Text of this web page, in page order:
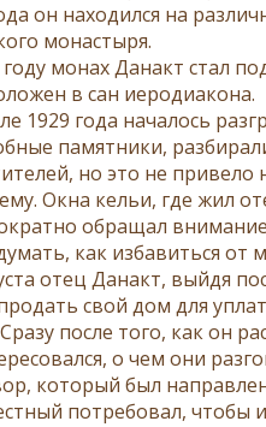
он находился на
монастыря.
году монах Данакт стал
в сан иеродиакона.
1929 года началось
памятники,
но это не
Окна кельи, где жил
обращал
как избавиться от
отец Данакт, выйдя
свой дом для
Сразу после того, как он
о чем они
который был
потребовал, чтобы